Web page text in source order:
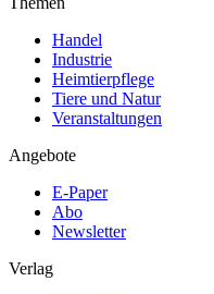
Handel
Industrie
Heimtierpflege
Tiere und Natur
Veranstaltungen
Angebote
E-Paper
Abo
Newsletter
Verlag